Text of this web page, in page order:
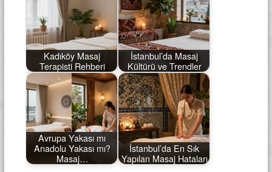
Kadıköy Masaj
Terapisti Rehberi
İstanbul’da Masaj
Kültürü ve Trendler
Avrupa Yakası mı
Anadolu Yakası mı?
Masaj…
İstanbul’da En Sık
Yapılan Masaj Hataları